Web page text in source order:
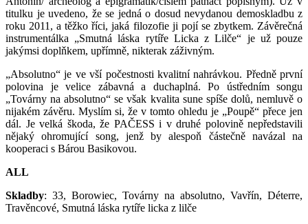
titulku je uvedeno, že se jedná o dosud nevydanou demoskladbu z
roku 2011, a těžko říci, jaká filozofie ji pojí se zbytkem. Závěrečná
instrumentálka „Smutná láska rytíře Licka z Lilče“ je už pouze
jakýmsi doplňkem, upřímně, nikterak záživným.
„Absolutno“ je ve vší počestnosti kvalitní nahrávkou. Předně první
polovina je velice zábavná a duchaplná. Po ústředním songu
„Továrny na absolutno“ se však kvalita sune spíše dolů, nemluvě o
nijakém závěru. Myslím si, že v tomto ohledu je „Poupě“ přece jen
dál. Je velká škoda, že PAČESS i v druhé polovině nepředstavili
nějaký ohromující song, jenž by alespoň částečně navázal na
kooperaci s Bárou Basikovou.
ALL
Skladby: 33, Borowiec, Továrny na absolutno, Vavřín, Déterre,
Travěncové, Smutná láska rytíře licka z lilče